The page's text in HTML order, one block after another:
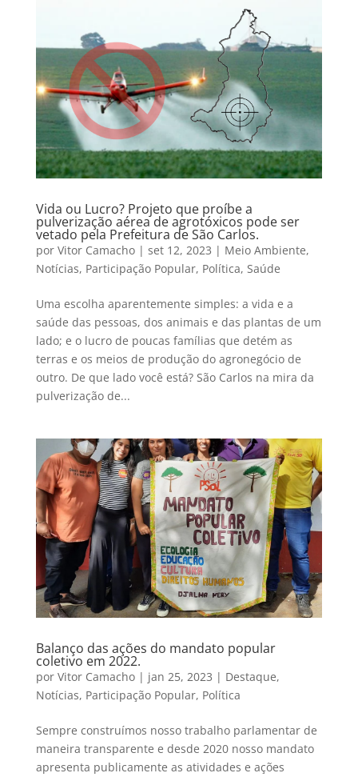
Vida ou Lucro? Projeto que proíbe a
pulverização aérea de agrotóxicos pode ser
vetado pela Prefeitura de São Carlos.
por Vitor Camacho| set 12, 2023 | Meio Ambiente,
Notícias, Participação Popular, Política, Saúde
Uma escolha aparentemente simples: a vida e a
saúde das pessoas, dos animais e das plantas de um
lado; e o lucro de poucas famílias que detém as
terras e os meios de produção do agronegócio de
outro. De que lado você está? São Carlos na mira da
pulverização de...
Balanço das ações do mandato popular
coletivo em 2022.
por Vitor Camacho| jan 25, 2023 | Destaque,
Notícias, Participação Popular, Política
Sempre construímos nosso trabalho parlamentar de
maneira transparente e desde 2020 nosso mandato
apresenta publicamente as atividades e ações